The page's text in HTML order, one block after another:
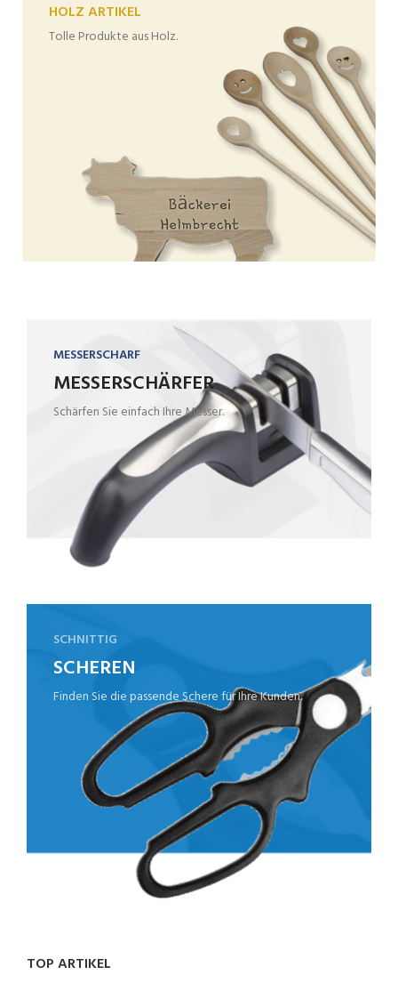
HOLZ ARTIKEL
Tolle Produkte aus Holz.
MESSERSCHARF
MESSERSCHÄRFER
Schärfen Sie einfach Ihre Messer.
SCHNITTIG
SCHEREN
Finden Sie die passende Schere für Ihre Kunden.
TOP ARTIKEL